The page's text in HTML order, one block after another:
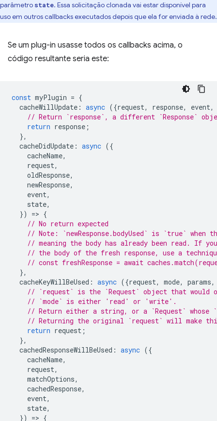
parâmetro state. Essa solicitação clonada vai estar disponível para
uso em outros callbacks executados depois que ela for enviada à rede.
Se um plug-in usasse todos os callbacks acima, o
código resultante seria este:
const myPlugin = {
cacheWillUpdate : async ({request, response, event,
// Return `response`, a different `Response`
return response ;
},
cacheDidUpdate : async ({
cacheName,
request,
oldResponse,
newResponse,
event,
state,
})
=> {
// No return expected
// Note: `newResponse.bodyUsed` is `true`
// meaning the body has already been read. If
// the body of the fresh response, use a
// const freshResponse = await
},
cacheKeyWillBeUsed : async ({request, mode, params,
// `request` is the `Request` object that would
// `mode` is either 'read' or 'write'.
// Return either a string, or a `Request` whose
// Returning the original `request` will make
return request ;
},
cachedResponseWillBeUsed : async ({
cacheName,
request,
matchOptions,
cachedResponse,
event,
state,
})
=> {